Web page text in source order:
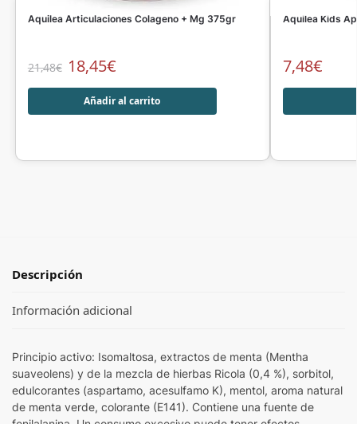
Aquilea Articulaciones Colageno + Mg 375gr
21,48€ 18,45€
Añadir al carrito
Aquilea Kids
7,48€
Descripción
Información adicional
Principio activo: Isomaltosa, extractos de menta (Mentha
suaveolens) y de la mezcla de hierbas Ricola (0,4 %), sorbitol,
edulcorantes (aspartamo, acesulfamo K), mentol, aroma natural
de menta verde, colorante (E141). Contiene una fuente de